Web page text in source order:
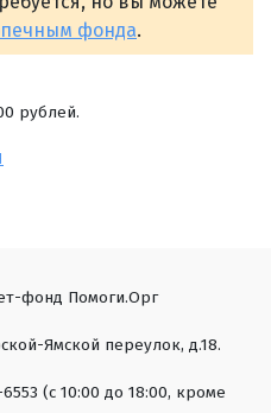
фонда.
рублей.
фонд Помоги.Орг
Ямской переулок, д.18.
(с 10:00 до 18:00, кроме